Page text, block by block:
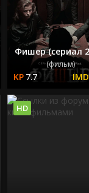
Фишер (сериал
(фильм)
7.7
HD